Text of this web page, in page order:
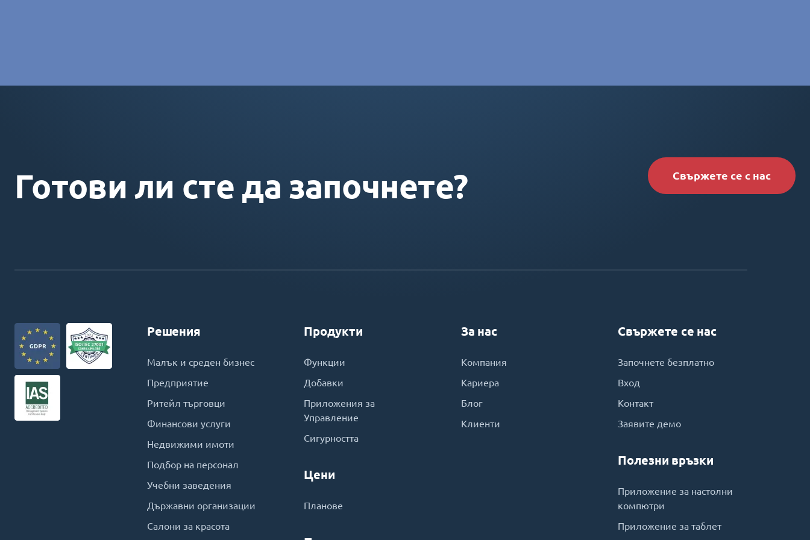
Готови ли сте да започнете? Свържете се с нас
Решения
Малък и среден бизнес
Предприятие
Ритейл търговци
Финансови услуги
Недвижими имоти
Подбор на персонал
Учебни заведения
Държавни организации
Салони за красота
Продукти
Функции
Добавки
Приложения за
Управление
Сигурността
Цени
Планове
За нас
Компания
Кариера
Блог
Клиенти
Свържете се нас
Започнете безплатно
Вход
Контакт
Заявите демо
Полезни връзки
Приложение за настолни
компютри
Приложение за таблет